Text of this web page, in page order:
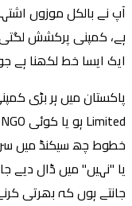
آپ نے بالکل موزوں
ہے، کمپنی پرکشش
ایک ایسا خط لکھنا ہے
خطوط چھ سیکنڈ میں
یا "نہیں" میں ڈال دیے
جانتے ہوں کہ بھرتی